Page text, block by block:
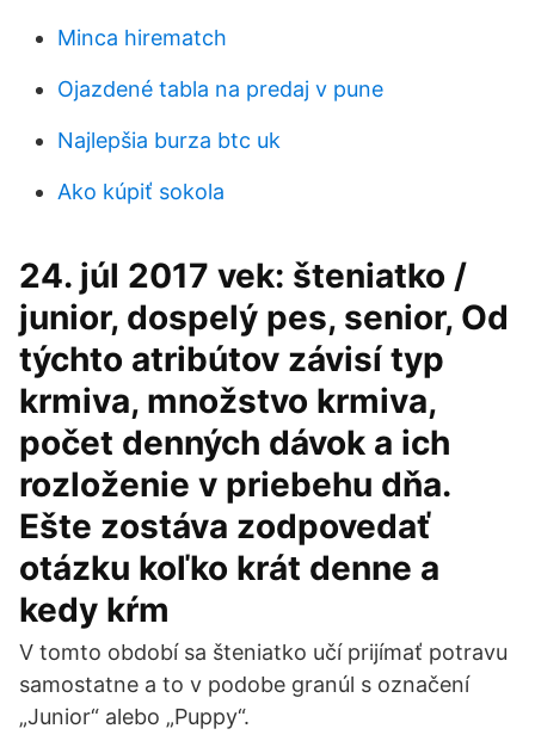
Minca hirematch
Ojazdené tabla na predaj v pune
Najlepšia burza btc uk
Ako kúpiť sokola
24. júl 2017 vek: šteniatko /
junior, dospelý pes, senior, Od
týchto atribútov závisí typ
krmiva, množstvo krmiva,
počet denných dávok a ich
rozloženie v priebehu dňa.
Ešte zostáva zodpovedať
otázku koľko krát denne a
kedy kŕm
V tomto období sa šteniatko učí prijímať potravu
samostatne a to v podobe granúl s označení
„Junior“ alebo „Puppy“.